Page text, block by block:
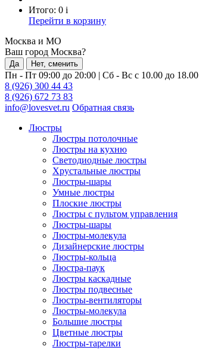
Итого: 0 i
Перейти в корзину
Москва и МО
Ваш город Москва?
Да Нет, сменить
Пн - Пт 09:00 до 20:00 | Сб - Вс с 10.00 до 18.00
8 (926) 300 44 43
8 (926) 672 73 83
info@lovesvet.ru Обратная связь
Люстры
Люстры потолочные
Люстры на кухню
Светодиодные люстры
Хрустальные люстры
Люстры-шары
Умные люстры
Плоские люстры
Люстры с пультом управления
Люстры-шары
Люстры-молекула
Дизайнерские люстры
Люстры-кольца
Люстра-паук
Люстры каскадные
Люстры подвесные
Люстры-вентиляторы
Люстры-молекула
Большие люстры
Цветные люстры
Люстры-тарелки